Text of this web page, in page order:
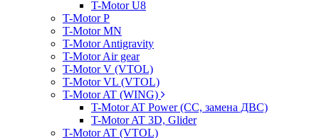
T-Motor U8
T-Motor P
T-Motor MN
T-Motor Antigravity
T-Motor Air gear
T-Motor V (VTOL)
T-Motor VL (VTOL)
T-Motor AT (WING)
T-Motor AT Power (CC, замена ДВС)
T-Motor AT 3D, Glider
T-Motor AT (VTOL)